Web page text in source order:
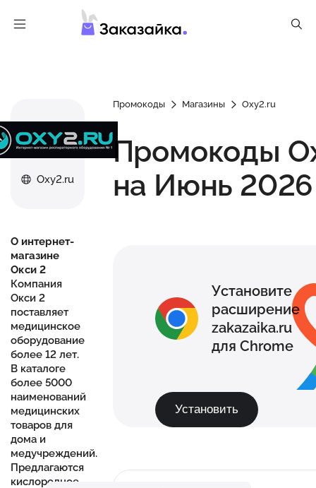
Oxy2.ru
О интернет-
магазине
Окси 2
Компания
Окси 2
поставляет
медицинское
оборудование
более 12 лет.
В каталоге
более 5000
наименований
медицинских
товаров для
дома и
медучреждений.
Предлагаются
кислородное
Промокоды Магазины Oxy2.ru
Промокоды
на Июнь 2026
Установите
расширение
zakazaika.ru
для Chrome
Установить